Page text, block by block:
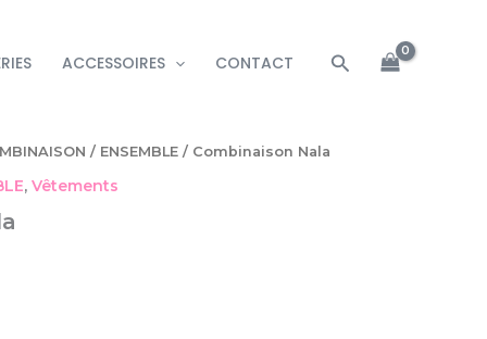
ACCESSOIRES CONTACT Rechercher
/ ENSEMBLE / Combinaison Nala
, Vêtements